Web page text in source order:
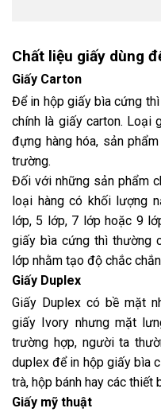
Chất liệu giấy dùng
Giấy Carton
Để in hộp giấy bìa cứng
chính là giấy carton. Loại
đựng hàng hóa, sản
trường.
Đối với những sản phẩm
loại hàng có khối lượng
lớp, 5 lớp, 7 lớp hoặc 9
giấy bìa cứng thì thường
lớp nhằm tạo độ chắc
Giấy Duplex
Giấy Duplex có bề mặt
giấy Ivory nhưng mặt
trường hợp, người ta
duplex để in hộp giấy bìa
trà, hộp bánh hay các thiết
Giấy mỹ thuật